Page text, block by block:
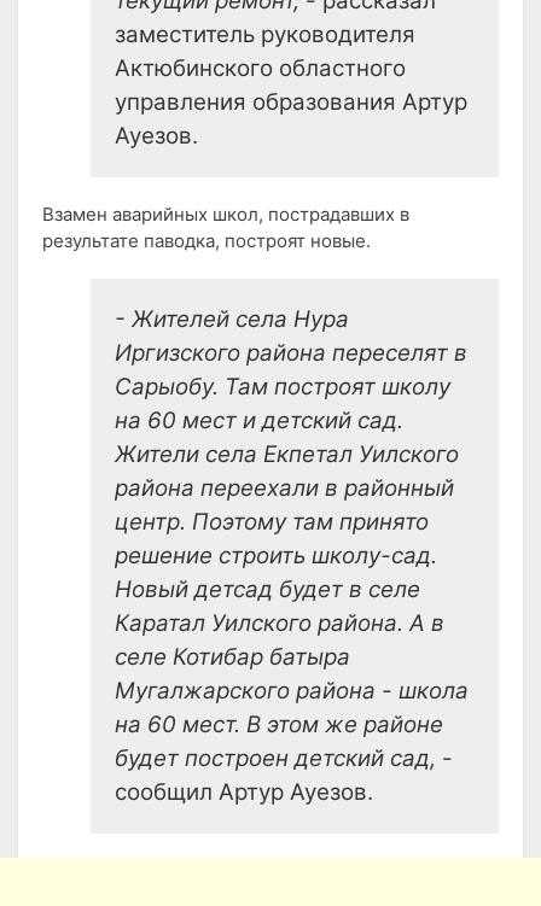
заместитель руководителя
Актюбинского областного
управления образования Артур
Ауезов.
Взамен аварийных школ, пострадавших в
результате паводка, построят новые.
- Жителей села Нура
Иргизского района переселят в
Сарыобу. Там построят школу
на 60 мест и детский сад.
Жители села Екпетал Уилского
района переехали в районный
центр. Поэтому там принято
решение строить школу-сад.
Новый детсад будет в селе
Каратал Уилского района. А в
селе Котибар батыра
Мугалжарского района - школа
на 60 мест. В этом же районе
будет построен детский сад, -
сообщил Артур Ауезов.